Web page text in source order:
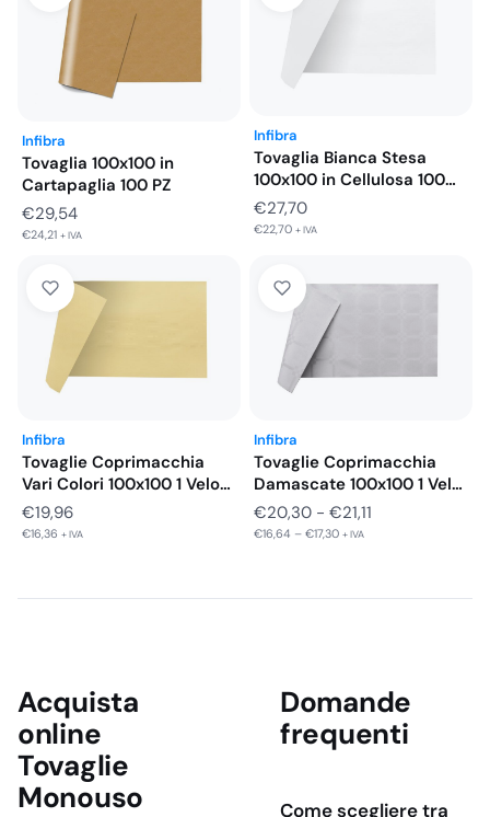
Infibra
Tovaglia 100x100 in
Cartapaglia 100 PZ
€29,54
€24,21 + IVA
Infibra
Tovaglia Bianca Stesa
100x100 in Cellulosa 100
PZ
€27,70
€22,70 + IVA
Infibra
Tovaglie Coprimacchia
Vari Colori 100x100 1 Velo
100%…
€19,96
€16,36 + IVA
Infibra
Tovaglie Coprimacchia
Damascate 100x100 1 Velo
100% Pura…
€20,30 - €21,11
€16,64 – €17,30 + IVA
Acquista
online
Tovaglie
Monouso
Domande
frequenti
Come scegliere tra